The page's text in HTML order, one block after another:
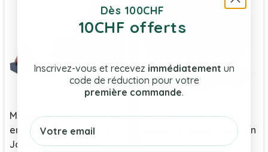
Maison Trixie Baby Jouet
en Bois Croco, Cadeau
Jouet personnalisé
Puzzle animaux Trixie
Baby à empiler Jouet en
bois à personnaliser
Dès 100CHF
10CHF offerts
Inscrivez-vous et recevez immédiatement un
code de réduction pour votre
première commande.
Email